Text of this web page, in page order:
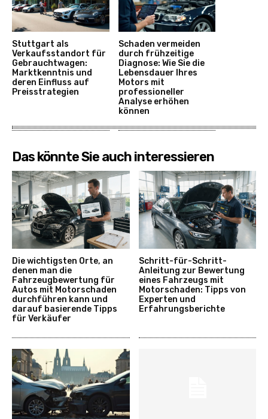
Stuttgart als
Verkaufsstandort für
Gebrauchtwagen:
Marktkenntnis und
deren Einfluss auf
Preisstrategien
Schaden vermeiden
durch frühzeitige
Diagnose: Wie Sie die
Lebensdauer Ihres
Motors mit
professioneller
Analyse erhöhen
können
Das könnte Sie auch interessieren
Die wichtigsten Orte, an
denen man die
Fahrzeugbewertung für
Autos mit Motorschaden
durchführen kann und
darauf basierende Tipps
für Verkäufer
Schritt-für-Schritt-
Anleitung zur Bewertung
eines Fahrzeugs mit
Motorschaden: Tipps von
Experten und
Erfahrungsberichte